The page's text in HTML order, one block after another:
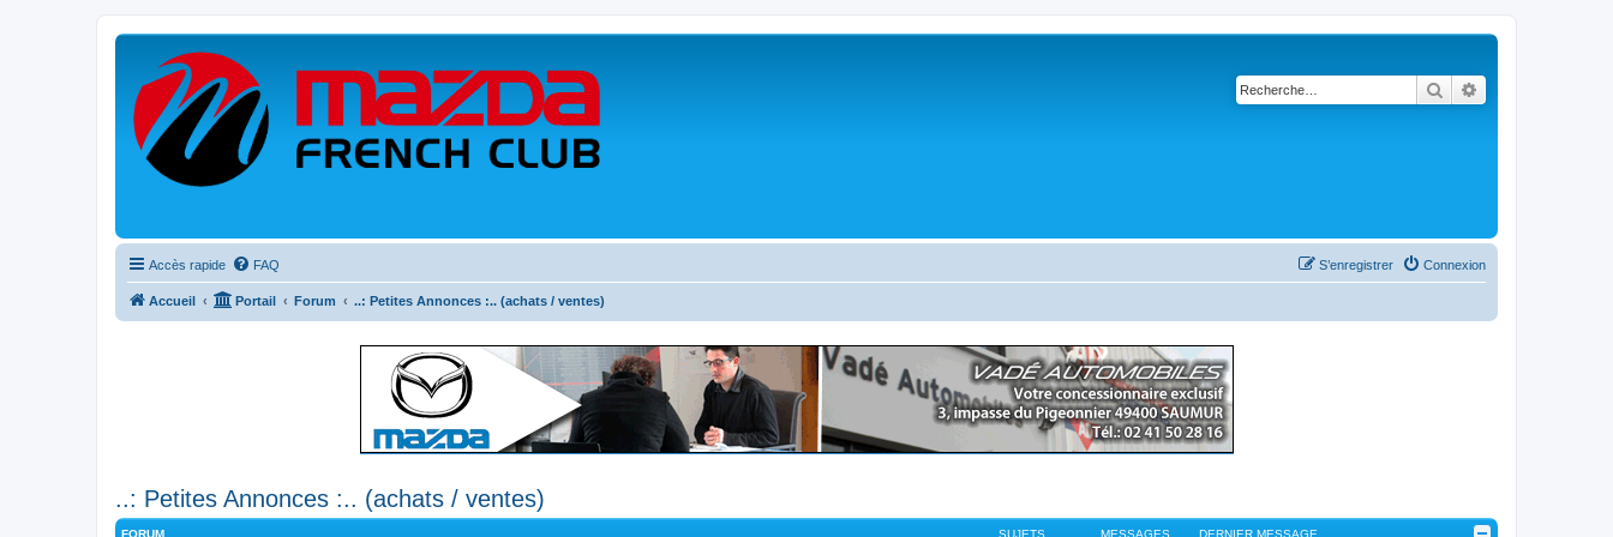
Rechercher
Accès rapide FAQ Connexion
S’enregistrer
Accueil Portail Forum ..: Petites Annonces :.. (achats / ventes)
..: Petites Annonces :.. (achats / ventes)
FORUM SUJETS MESSAGES DERNIER MESSAGE